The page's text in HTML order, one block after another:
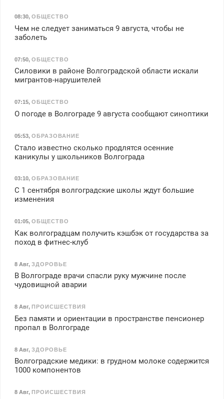
08:30, ОБЩЕСТВО
Чем не следует заниматься 9 августа, чтобы не
заболеть
07:50, ОБЩЕСТВО
Силовики в районе Волгоградской области искали
мигрантов-нарушителей
07:15, ОБЩЕСТВО
О погоде в Волгограде 9 августа сообщают синоптики
05:53, ОБРАЗОВАНИЕ
Стало известно сколько продлятся осенние
каникулы у школьников Волгограда
03:10, ОБРАЗОВАНИЕ
С 1 сентября волгоградские школы ждут большие
изменения
01:05, ОБЩЕСТВО
Как волгоградцам получить кэшбэк от государства за
поход в фитнес-клуб
8 Авг, ЗДОРОВЬЕ
В Волгограде врачи спасли руку мужчине после
чудовищной аварии
8 Авг, ПРОИСШЕСТВИЯ
Без памяти и ориентации в пространстве пенсионер
пропал в Волгограде
8 Авг, ЗДОРОВЬЕ
Волгоградские медики: в грудном молоке содержится
1000 компонентов
8 Авг, ПРОИСШЕСТВИЯ